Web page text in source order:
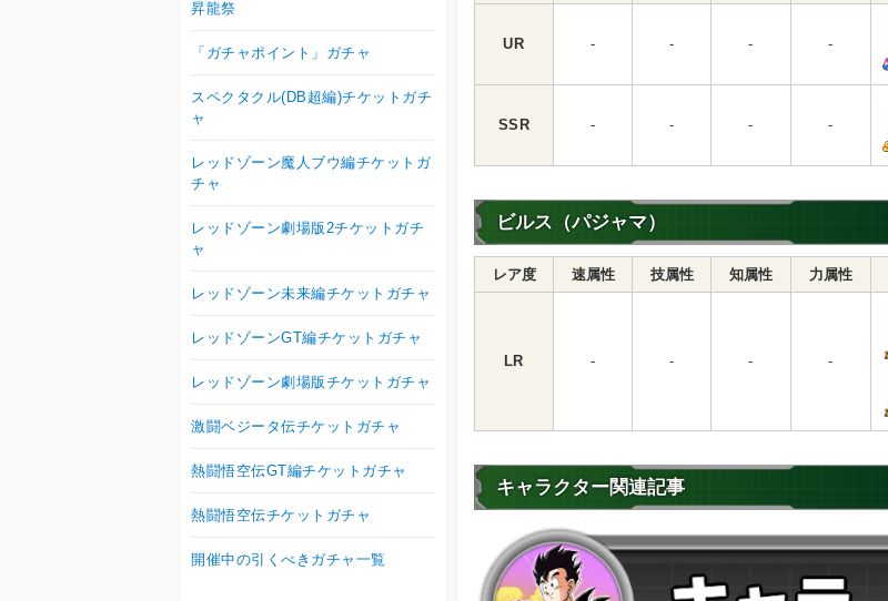
UR - - - -
SSR - - - -
ビルス（パジャマ）
レア度 速属性 技属性 知属性 力属性
LR - - - -
キャラクター関連記事
昇龍祭
「ガチャポイント」ガチャ
スペクタクル(DB超編)チケットガチ
ャ
レッドゾーン魔人ブウ編チケットガ
チャ
レッドゾーン劇場版2チケットガチ
ャ
レッドゾーン未来編チケットガチャ
レッドゾーンGT編チケットガチャ
レッドゾーン劇場版チケットガチャ
激闘ベジータ伝チケットガチャ
熱闘悟空伝GT編チケットガチャ
熱闘悟空伝チケットガチャ
開催中の引くべきガチャ一覧